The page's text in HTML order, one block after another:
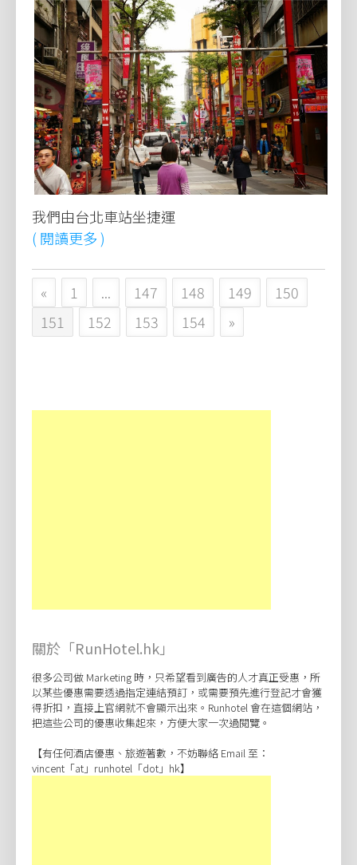
我們由台北車站坐捷運
( 閱讀更多 )
« 1 ... 147 148 149
150
151
152 153 154 »
關於「RunHotel.hk」
很多公司做 Marketing 時，只希望看到廣告的人才真正受惠，所
以某些優惠需要透過指定連結預訂，或需要預先進行登記才會獲
得折扣，直接上官網就不會顯示出來。Runhotel 會在這個網站，
把這些公司的優惠收集起來，方便大家一次過閱覽。
【有任何酒店優惠、旅遊著數，不妨聯絡 Email 至：
vincent「at」runhotel「dot」hk】